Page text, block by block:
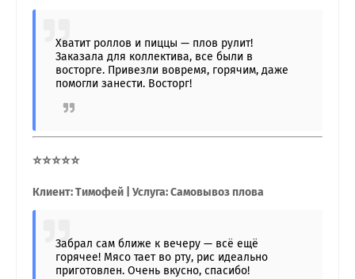
Хватит роллов и пиццы — плов рулит!
Заказала для коллектива, все были в
восторге. Привезли вовремя, горячим, даже
помогли занести. Восторг!
⭐⭐⭐⭐⭐
Клиент: Тимофей | Услуга: Самовывоз плова
Забрал сам ближе к вечеру — всё ещё
горячее! Мясо тает во рту, рис идеально
приготовлен. Очень вкусно, спасибо!